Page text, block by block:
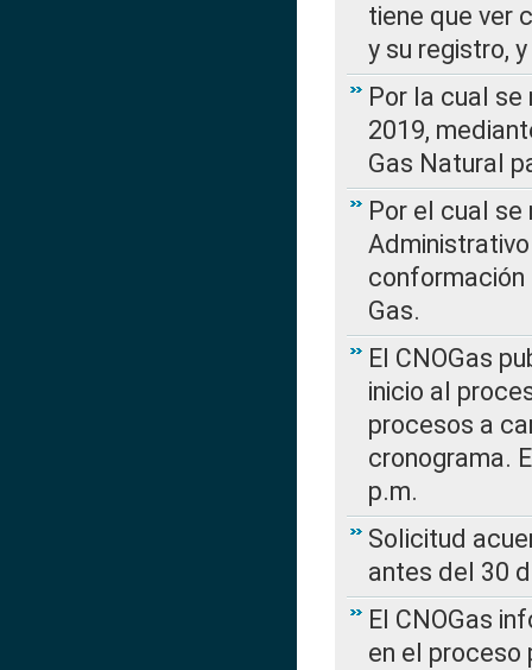
tiene que ver
y su registro,
Por la cual
2019,
Gas Natural
Por el cual
conformación
Gas.
El CNOGas
inicio al
procesos a
cronograma.
p.m.
Solicitud
antes del 30
El CNOGas
en el